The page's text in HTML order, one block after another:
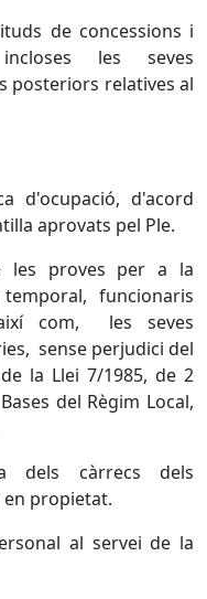
de concessions i
les seves
posteriors relatives al
d'ocupació, d'acord
aprovats pel Ple.
les proves per a la
temporal, funcionaris
com, les seves
sense perjudici del
la Llei 7/1985, de 2
del Règim Local,
dels càrrecs dels
propietat.
al servei de la